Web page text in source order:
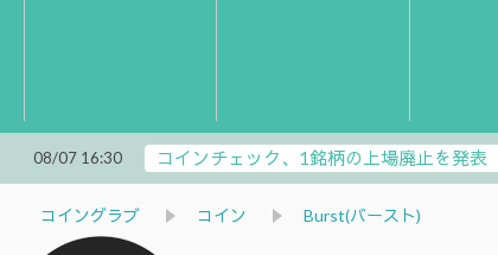
08/07 16:30 コインチェック、1銘柄の上場廃止を発表
コイングラブ コイン
Burst(バースト)